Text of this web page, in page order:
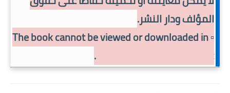
المؤلف ودار النشر.
▫️ The book cannot be viewed or downloaded in